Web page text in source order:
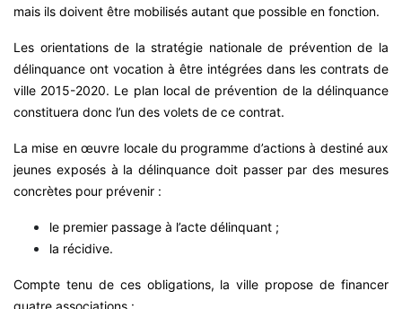
mais ils doivent être mobilisés autant que possible en fonction.
Les orientations de la stratégie nationale de prévention de la
délinquance ont vocation à être intégrées dans les contrats de
ville 2015-2020. Le plan local de prévention de la délinquance
constituera donc l’un des volets de ce contrat.
La mise en œuvre locale du programme d’actions à destiné aux
jeunes exposés à la délinquance doit passer par des mesures
concrètes pour prévenir :
le premier passage à l’acte délinquant ;
la récidive.
Compte tenu de ces obligations, la ville propose de financer
quatre associations :